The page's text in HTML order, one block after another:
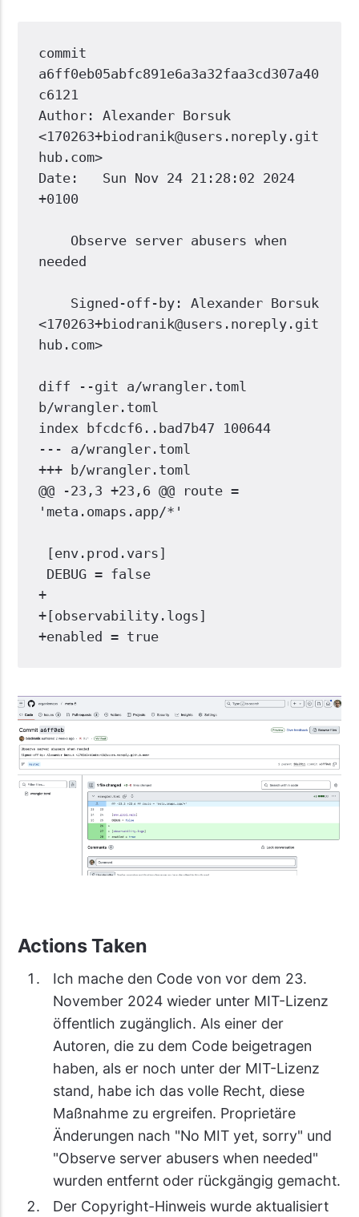
commit
a6ff0eb05abfc891e6a3a32faa3cd307a40
c6121
Author: Alexander Borsuk
<170263+biodranik@users.noreply.git
hub.com>
Date:   Sun Nov 24 21:28:02 2024
+0100
Observe server abusers when
needed
Signed-off-by: Alexander Borsuk
<170263+biodranik@users.noreply.git
hub.com>
diff --git a/wrangler.toml
b/wrangler.toml
index bfcdcf6..bad7b47 100644
--- a/wrangler.toml
+++ b/wrangler.toml
@@ -23,3 +23,6 @@ route =
'meta.omaps.app/*'
[env.prod.vars]
DEBUG = false
+
+[observability.logs]
+enabled = true
Actions Taken
Ich mache den Code von vor dem 23.
November 2024 wieder unter MIT-Lizenz
öffentlich zugänglich. Als einer der
Autoren, die zu dem Code beigetragen
haben, als er noch unter der MIT-Lizenz
stand, habe ich das volle Recht, diese
Maßnahme zu ergreifen. Proprietäre
Änderungen nach "No MIT yet, sorry" und
"Observe server abusers when needed"
wurden entfernt oder rückgängig gemacht.
Der Copyright-Hinweis wurde aktualisiert